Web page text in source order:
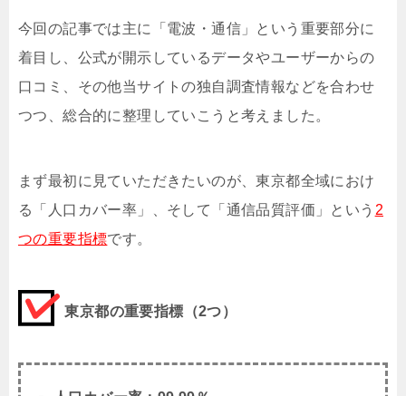
今回の記事では主に「電波・通信」という重要部分に
着目し、公式が開示しているデータやユーザーからの
口コミ、その他当サイトの独自調査情報などを合わせ
つつ、総合的に整理していこうと考えました。
まず最初に見ていただきたいのが、東京都全域におけ
る「人口カバー率」、そして「通信品質評価」という 2
つの重要指標です。
東京都の重要指標（2つ）